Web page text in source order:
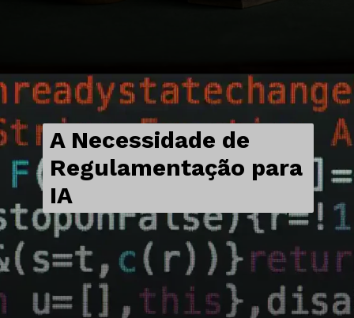
A Necessidade de
Regulamentação para
IA